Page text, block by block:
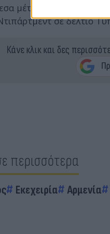
μέτρα για να
σε δελτίο
Κάνε κλικ και δες
περισσότερα
Εκεχειρία Αρμενία